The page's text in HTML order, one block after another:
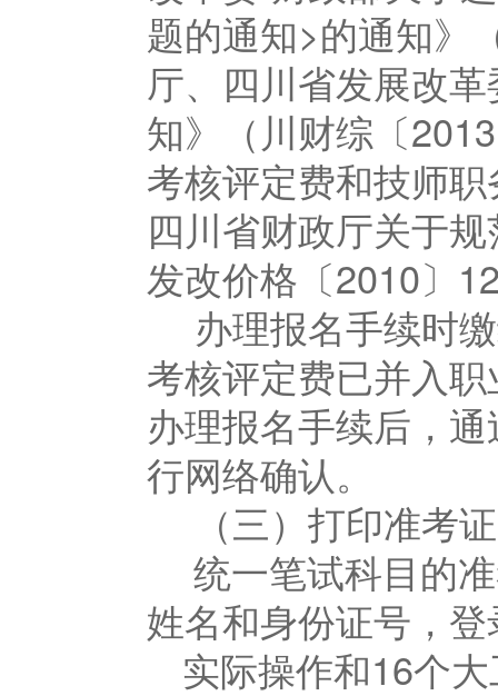
题的通知>的通知》
厅、四川省发展改
知》（川财综〔
考核评定费和技师
四川省财政厅关于
发改价格〔2010〕
办理报名手续时
考核评定费已并入
办理报名手续后，
行网络确认。
（三）打印准考证
统一笔试科目的
姓名和身份证号，
实际操作和16个